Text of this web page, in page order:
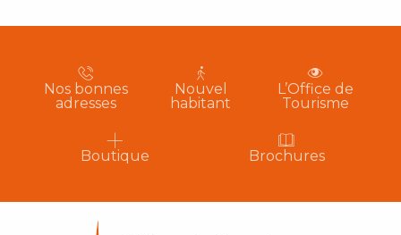
Nos bonnes
adresses
Nouvel
habitant
L’Office de
Tourisme
Boutique Brochures